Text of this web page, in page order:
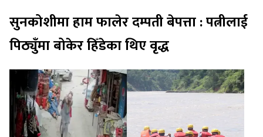
सुनकोशीमा हाम फालेर दम्पती बेपत्ता : पत्नीलाई
पिठ्युँमा बोकेर हिँडेका थिए वृद्ध